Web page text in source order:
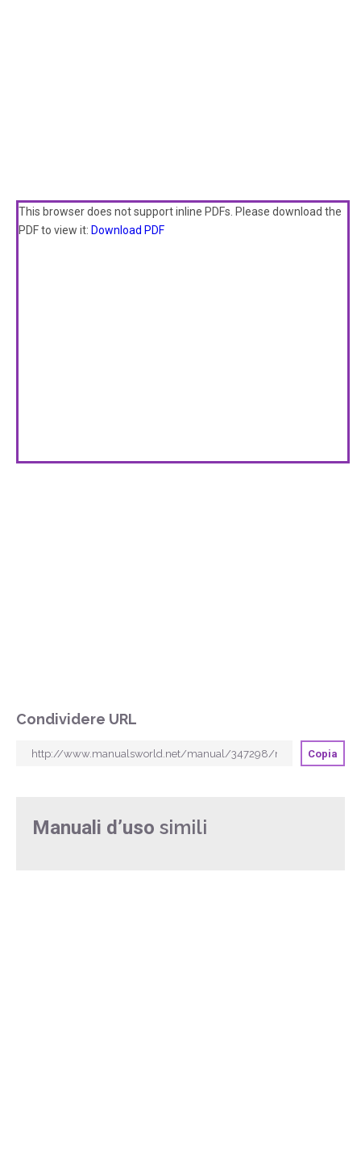
This browser does not support inline PDFs. Please download the
PDF to view it: Download PDF
Condividere URL
Copia
Manuali d’uso simili